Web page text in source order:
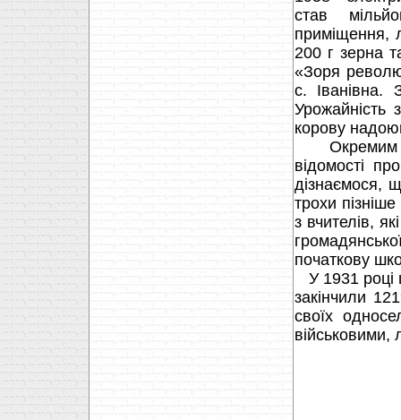
став
приміщення,
200 г зерна
«Зоря
с. Іванівна.
корову
Окремим
відомості
дізнаємося,
трохи
з вчителів,
початкову
У 1931 році
закінчили
своїх
військовими,